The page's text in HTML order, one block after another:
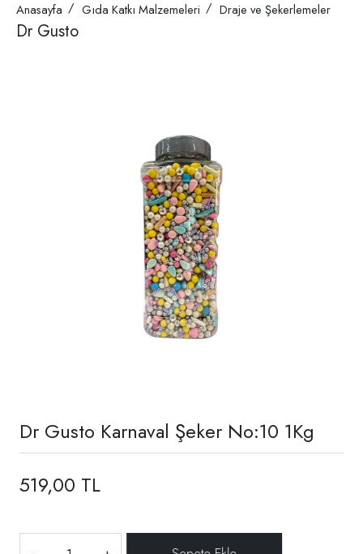
Anasayfa Gıda Katkı Malzemeleri Draje ve Şekerlemeler
Dr Gusto
Dr Gusto Karnaval Şeker No:10 1Kg
519,00 TL